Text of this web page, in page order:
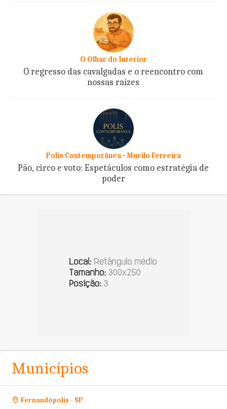
O Olhar do Interior
O regresso das cavalgadas e o reencontro com
nossas raízes
Polis Contemporânea - Murilo Ferreira
Pão, circo e voto: Espetáculos como estratégia de
poder
Municípios
Fernandópolis - SP